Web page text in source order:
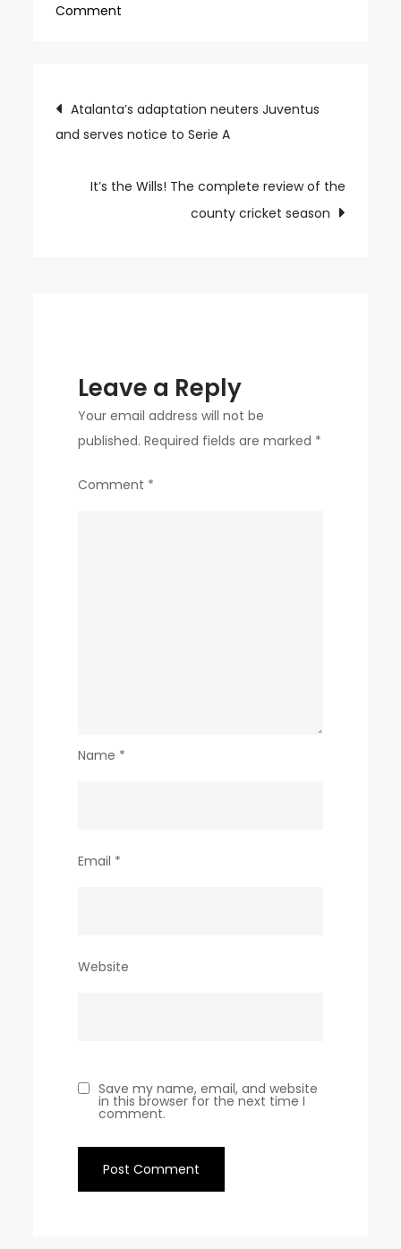
Comment
a
good
and
Post
navigation
Atalanta’s adaptation neuters Juventus
and serves notice to Serie A
It’s the Wills! The complete review of the
county cricket season
Leave a Reply
Your email address will not be
published. Required fields are marked *
Comment *
Name *
Email *
Website
Save my name, email, and website
in this browser for the next time I
comment.